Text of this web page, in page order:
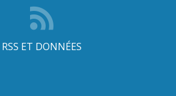
RSS ET DONNÉES